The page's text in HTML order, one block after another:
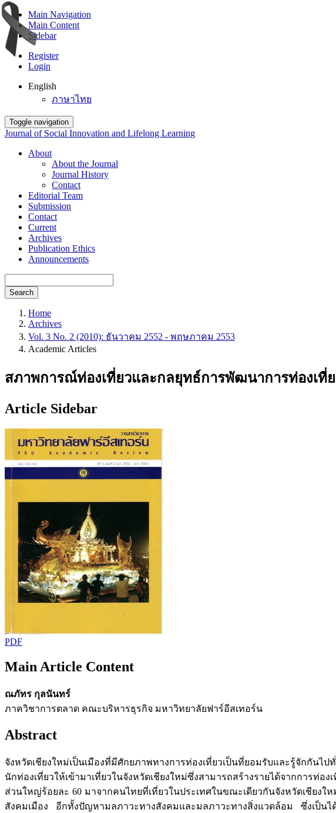
Main Navigation
Main Content
Sidebar
Register
Login
English
ภาษาไทย
Toggle navigation
Journal of Social Innovation and Lifelong Learning
About
About the Journal
Journal History
Contact
Editorial Team
Submission
Contact
Current
Archives
Publication Ethics
Announcements
Search
Home
Archives
Vol. 3 No. 2 (2010): ธันวาคม 2552 - พฤษภาคม 2553
Academic Articles
สภาพการณ์ท่องเที่ยวและกลยุทธ์การพัฒนาการท่องเที่
Article Sidebar
PDF
Main Article Content
ณภัทร กุลนันทร์
ภาควิชาการตลาด คณะบริหารธุรกิจ มหาวิทยาลัยฟาร์อีสเทอร์น
Abstract
จังหวัดเชียงใหม่เป็นเมืองที่มีศักยภาพทางการท่องเที่ยวเป็นที่ยอมรับและรู้จักกั
นักท่องเที่ยวให้เข้ามาเที่ยวในจังหวัดเชียงใหม่ซึ่งสามารถสร้างรายได้จากการ
ส่วนใหญ่ร้อยละ 60 มาจากคนไทยที่เที่ยวในประเทศในขณะเดียวกันจังหวัดเชียง
สังคมเมือง อีกทั้งปัญหามลภาวะทางสังคมและมลภาวะทางสิ่งแวดล้อม ซึ่งเป็น